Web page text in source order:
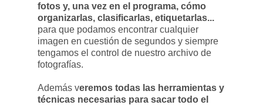
fotos y, una vez en el programa, cómo
organizarlas, clasificarlas, etiquetarlas...
para que podamos encontrar cualquier
imagen en cuestión de segundos y siempre
tengamos el control de nuestro archivo de
fotografías.
Además veremos todas las herramientas y
técnicas necesarias para sacar todo el